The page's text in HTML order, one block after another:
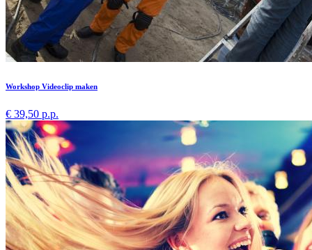
Workshop Videoclip maken
€ 39,50 p.p.